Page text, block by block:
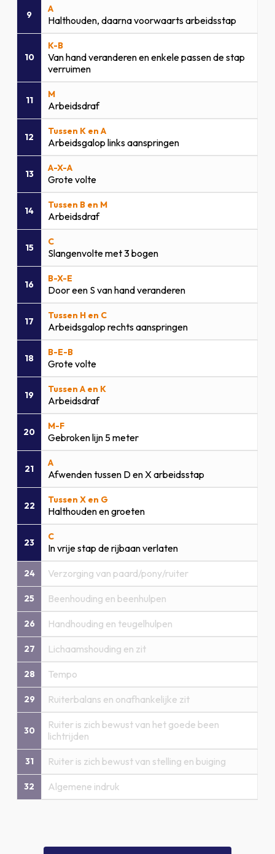
9
A
Halthouden, daarna voorwaarts arbeidsstap
10
K-B
Van hand veranderen en enkele passen de stap
verruimen
11
M
Arbeidsdraf
12
Tussen K en A
Arbeidsgalop links aanspringen
13
A-X-A
Grote volte
14
Tussen B en M
Arbeidsdraf
15
C
Slangenvolte met 3 bogen
16
B-X-E
Door een S van hand veranderen
17
Tussen H en C
Arbeidsgalop rechts aanspringen
18
B-E-B
Grote volte
19
Tussen A en K
Arbeidsdraf
20
M-F
Gebroken lijn 5 meter
21
A
Afwenden tussen D en X arbeidsstap
22
Tussen X en G
Halthouden en groeten
23
C
In vrije stap de rijbaan verlaten
24 Verzorging van paard/pony/ruiter
25 Beenhouding en beenhulpen
26 Handhouding en teugelhulpen
27 Lichaamshouding en zit
28 Tempo
29 Ruiterbalans en onafhankelijke zit
30
Ruiter is zich bewust van het goede been
lichtrijden
31 Ruiter is zich bewust van stelling en buiging
32 Algemene indruk